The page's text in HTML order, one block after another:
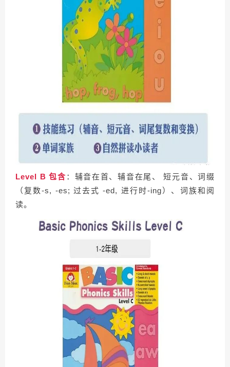
Level B 包含：辅音在首、辅音在尾、 短元音、词缀
（复数-s, -es; 过去式 -ed, 进行时-ing）、词族和阅
读。